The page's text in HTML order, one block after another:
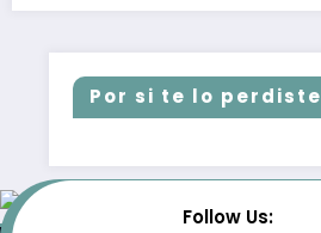
Por si te lo perdiste
Follow Us: